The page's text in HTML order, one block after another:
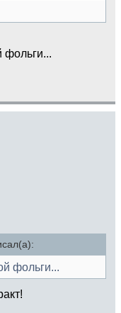
фольги...
фольги...